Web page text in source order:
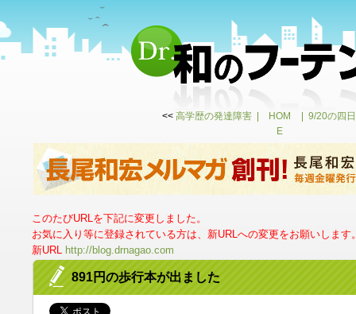
<< 高学歴の発達障害
HOM
E
9/20の四
このたびURLを下記に変更しました。
お気に入り等に登録されている方は、新URLへの変更をお願いします
新URL http://blog.drnagao.com
891円の歩行本が出ました